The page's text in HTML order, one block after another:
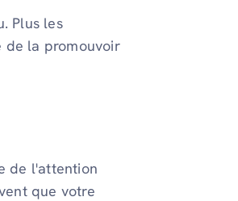
Plus les
de la promouvoir
de l'attention
que votre